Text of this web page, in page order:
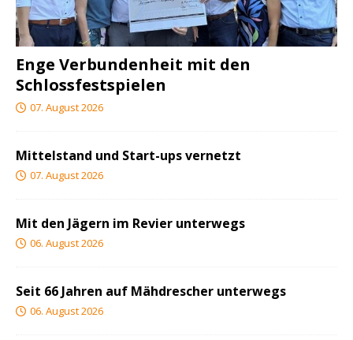
Enge Verbundenheit mit den
Schlossfestspielen
07. August 2026
Mittelstand und Start-ups vernetzt
07. August 2026
Mit den Jägern im Revier unterwegs
06. August 2026
Seit 66 Jahren auf Mähdrescher unterwegs
06. August 2026